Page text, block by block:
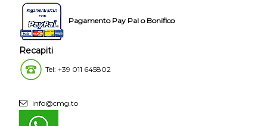
Pagamento Pay Pal o Bonifico
Recapiti
Tel: +39 011 645802
info@cmg.to